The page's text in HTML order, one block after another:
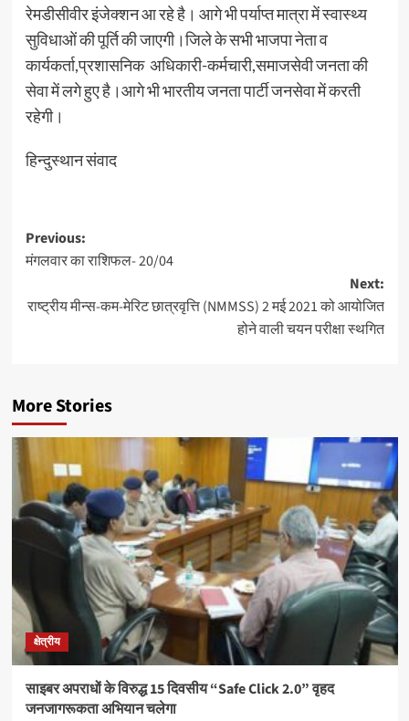
रेमडीसीवीर इंजेक्शन आ रहे है। आगे भी पर्याप्त मात्रा में स्वास्थ्य
सुविधाओं की पूर्ति की जाएगी।जिले के सभी भाजपा नेता व
कार्यकर्ता,प्रशासनिक अधिकारी-कर्मचारी,समाजसेवी जनता की
सेवा में लगे हुए है।आगे भी भारतीय जनता पार्टी जनसेवा में करती
रहेगी।
हिन्दुस्थान संवाद
Post
navigation
Previous:
मंगलवार का राशिफल- 20/04
Next:
राष्ट्रीय मीन्स-कम-मेरिट छात्रवृत्ति (NMMSS) 2 मई 2021 को आयोजित
होने वाली चयन परीक्षा स्थगित
More Stories
क्षेत्रीय
साइबर अपराधों के विरुद्ध 15 दिवसीय “Safe Click 2.0” वृहद
जनजागरूकता अभियान चलेगा